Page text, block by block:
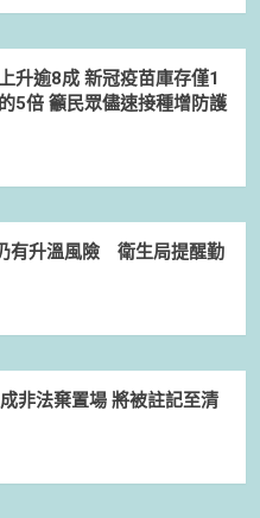
升逾8成 新冠疫苗庫存僅1
5倍 籲民眾儘速接種增防護
有升溫風險 衛生局提醒勤
非法棄置場 將被註記至清